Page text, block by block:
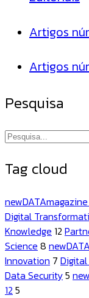
Artigos
Artigos
Pesquisa
Tag cloud
newDATAmagazine
Digital
Knowledge 12
Science 8
Innovation 7
Data Security5
12 5